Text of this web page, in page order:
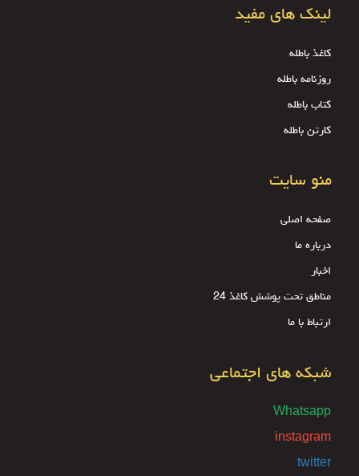
لینک های مفید
کاغذ باطله
روزنامه باطله
کتاب باطله
کارتن باطله
منو سایت
صفحه اصلی
درباره ما
اخبار
مناطق تحت پوشش کاغذ 24
ارتباط با ما
شبکه های اجتماعی
Whatsapp
instagram
twitter